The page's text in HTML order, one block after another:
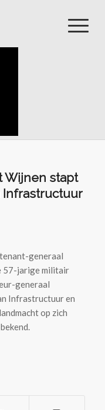
Wijnen stapt
Infrastructuur
generaal
57-jarige militair
generaal
Infrastructuur en
op zich